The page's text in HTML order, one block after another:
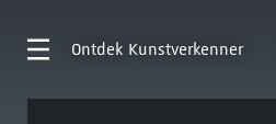
Ontdek Kunstverkenner